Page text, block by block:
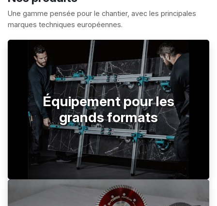
Une gamme pensée pour le chantier, avec les principales
marques techniques européennes.
Équipement pour les
grands formats